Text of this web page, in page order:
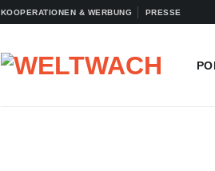
KOOPERATIONEN & WERBUNG PRESSE